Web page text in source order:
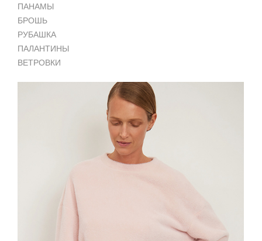
ПАНАМЫ
БРОШЬ
РУБАШКА
ПАЛАНТИНЫ
ВЕТРОВКИ